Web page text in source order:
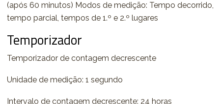
(após 60 minutos) Modos de medição: Tempo decorrido,
tempo parcial, tempos de 1.º e 2.º lugares
Temporizador
Temporizador de contagem decrescente
Unidade de medição: 1 segundo
Intervalo de contagem decrescente: 24 horas